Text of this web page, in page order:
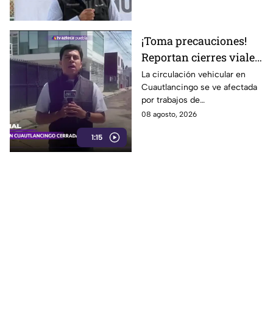
1:15
¡Toma precauciones!
Reportan cierres viales
en Cuautlancingo hoy
sábado; vías alternas
La circulación vehicular en
Cuautlancingo se ve afectada
por trabajos de
reencarpetamiento la mañana
08 agosto, 2026